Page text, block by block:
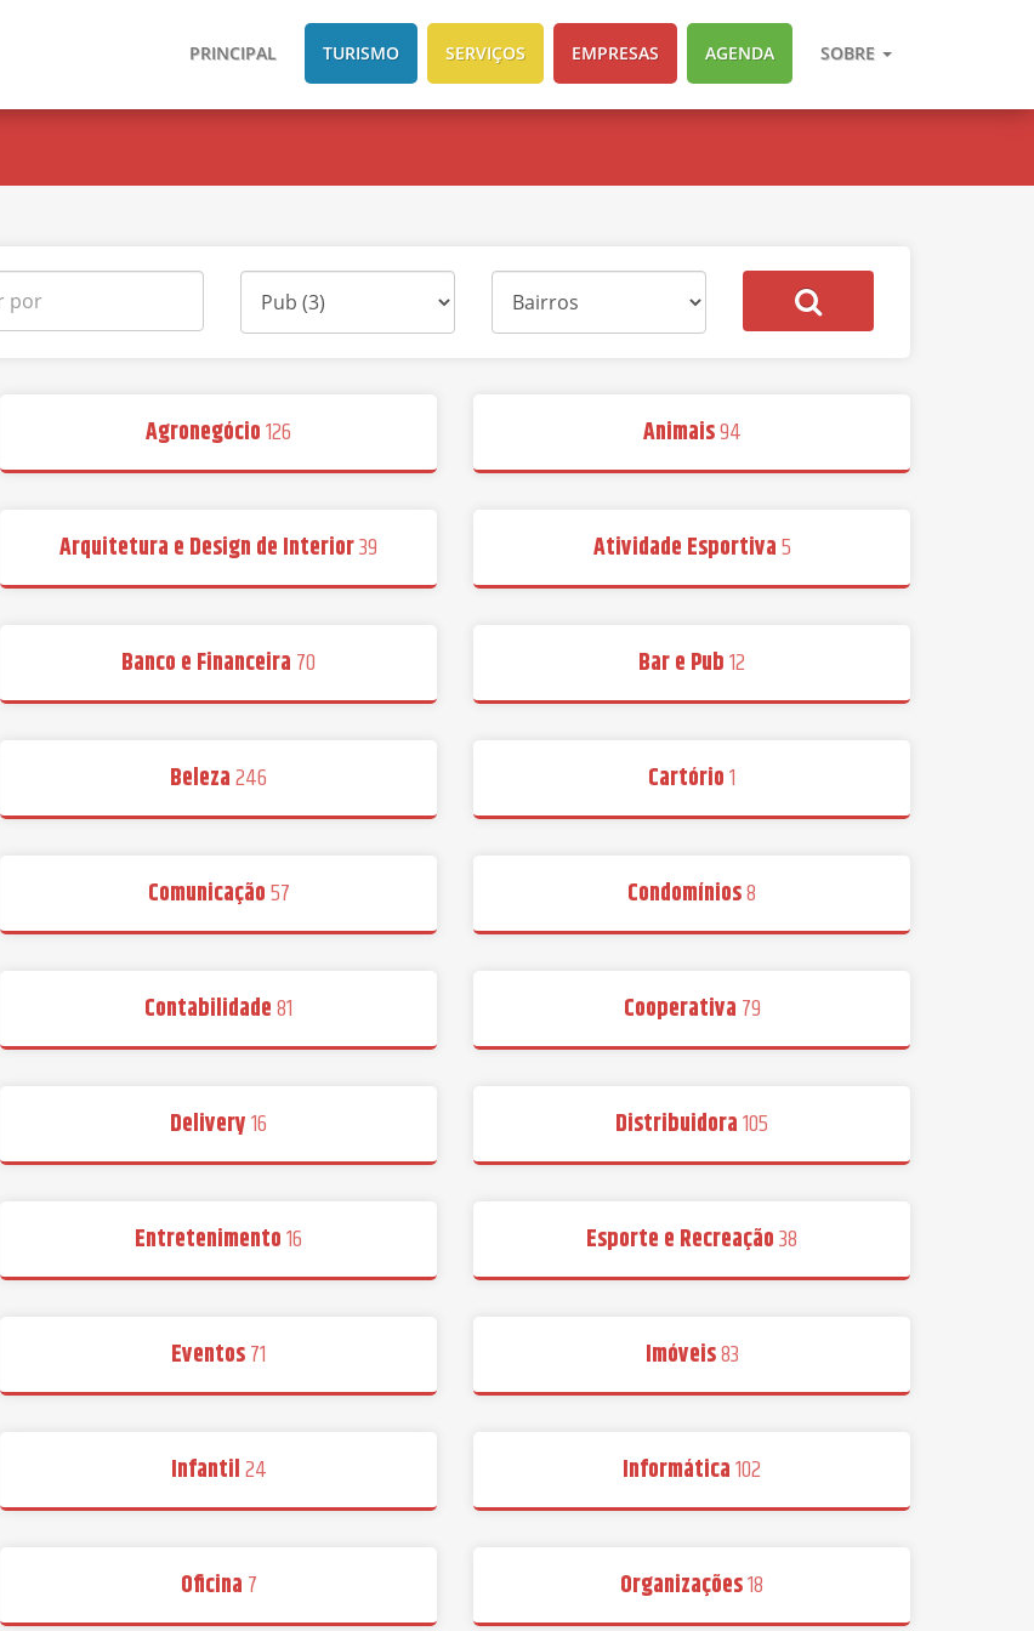
PRINCIPAL TURISMO SERVIÇOS EMPRESAS AGENDA SOBRE
Agronegócio126 Animais94
Arquitetura e Design de Interior39 Atividade Esportiva5
Banco e Financeira 70 Bar e Pub12
Beleza246 Cartório1
Comunicação57 Condomínios8
Contabilidade81 Cooperativa 79
Delivery16 Distribuidora105
Entretenimento16 Esporte e Recreação38
Eventos71 Imóveis83
Infantil24 Informática102
Oficina 7 Organizações18